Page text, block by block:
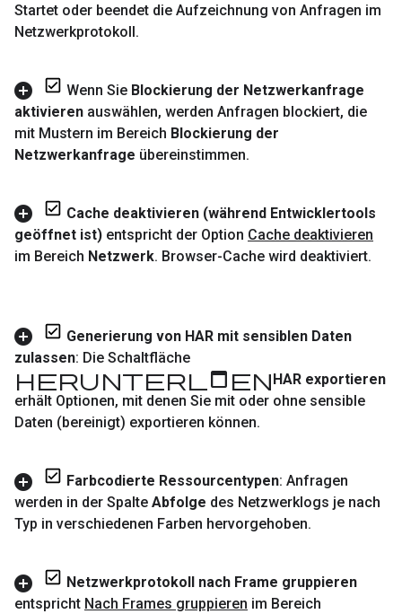
Startet oder beendet die Aufzeichnung von Anfragen im
Netzwerkprotokoll.
Wenn Sie Blockierung der Netzwerkanfrage
aktivieren auswählen, werden Anfragen blockiert, die
mit Mustern im Bereich Blockierung der
Netzwerkanfrage übereinstimmen.
Cache deaktivieren (während Entwicklertools
geöffnet ist) entspricht der Option Cache deaktivieren
im Bereich Netzwerk. Browser-Cache wird deaktiviert.
Generierung von HAR mit sensiblen Daten
zulassen: Die Schaltfläche
HerunterladenHAR exportieren
erhält Optionen, mit denen Sie mit oder ohne sensible
Daten (bereinigt) exportieren können.
Farbcodierte Ressourcentypen: Anfragen
werden in der Spalte Abfolge des Netzwerklogs je nach
Typ in verschiedenen Farben hervorgehoben.
Netzwerkprotokoll nach Frame gruppieren
entspricht Nach Frames gruppieren im Bereich